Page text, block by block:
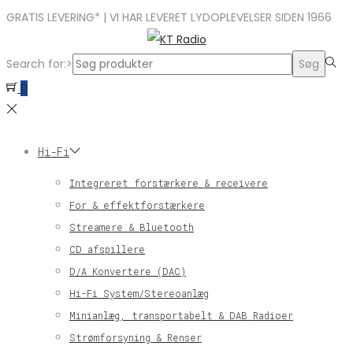
GRATIS LEVERING* | VI HAR LEVERET LYDOPLEVELSER SIDEN 1966
Search for:>
Søg
0
Hi-Fi
Integreret forstærkere & receivere
For & effektforstærkere
Streamere & Bluetooth
CD afspillere
D/A Konvertere (DAC)
Hi-Fi System/Stereoanlæg
Minianlæg, transportabelt & DAB Radioer
Strømforsyning & Renser